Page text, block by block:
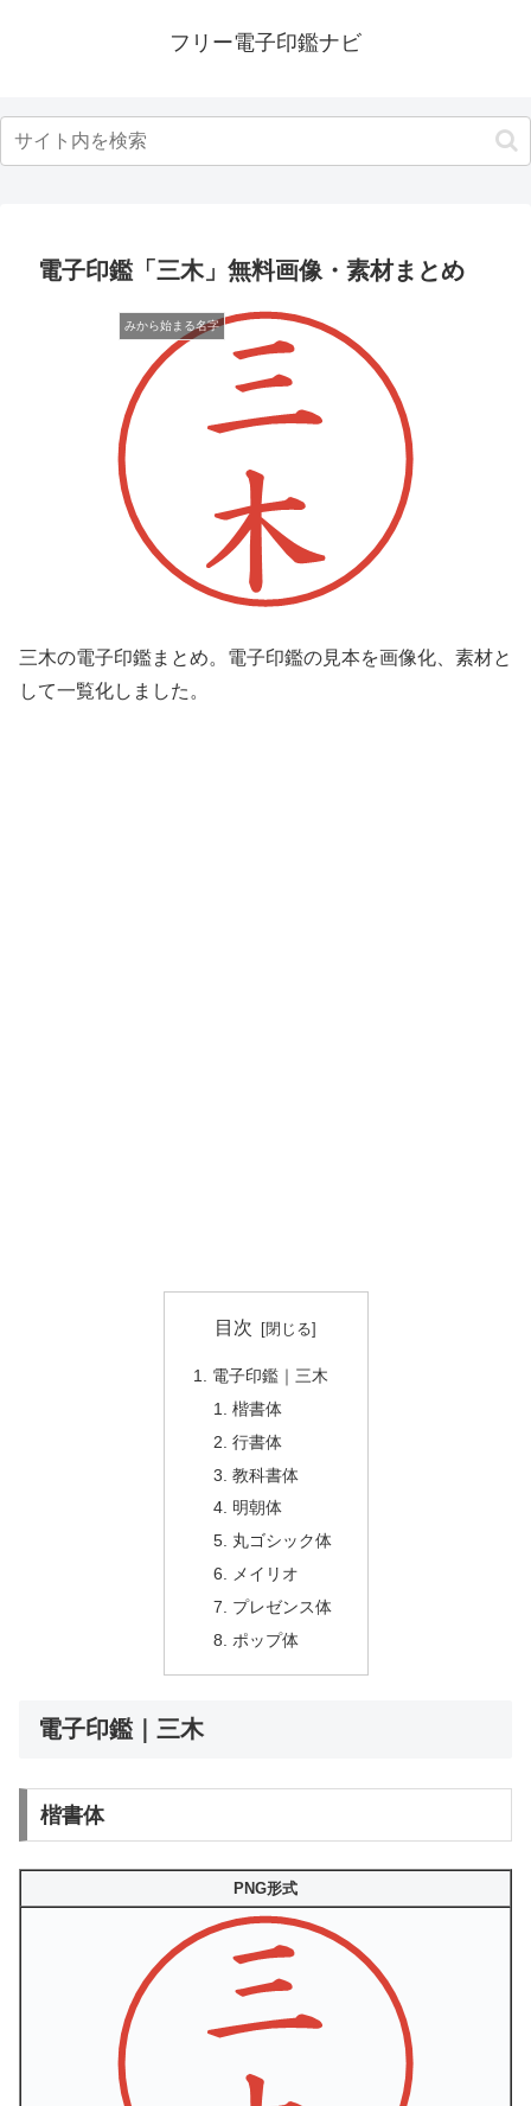
フリー電子印鑑ナビ
電子印鑑「三木」無料画像・素材まとめ
みから始まる名字
三木の電子印鑑まとめ。電子印鑑の見本を画像化、素材と
して一覧化しました。
目次
電子印鑑｜三木
楷書体
行書体
教科書体
明朝体
丸ゴシック体
メイリオ
プレゼンス体
ポップ体
電子印鑑｜三木
楷書体
PNG形式